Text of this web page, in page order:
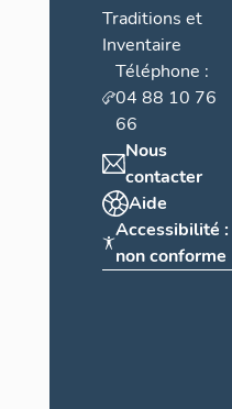
Traditions et
Inventaire
Téléphone :
04 88 10 76
66
Nous
contacter
Aide
Accessibilité :
non conforme